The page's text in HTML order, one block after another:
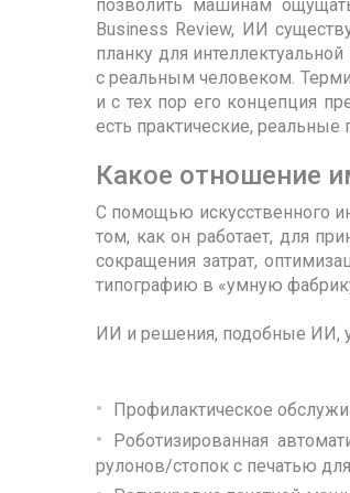
позволить машинам
Business Review, ИИ
планку для
с реальным человеком.
и с тех пор его концепция
есть практические,
Какое отношение
С помощью искусственного
том, как он работает, для
сокращения затрат,
типографию в «умную
ИИ и решения, подобные ИИ,
Профилактическое
Роботизированная
рулонов/стопок с печатью